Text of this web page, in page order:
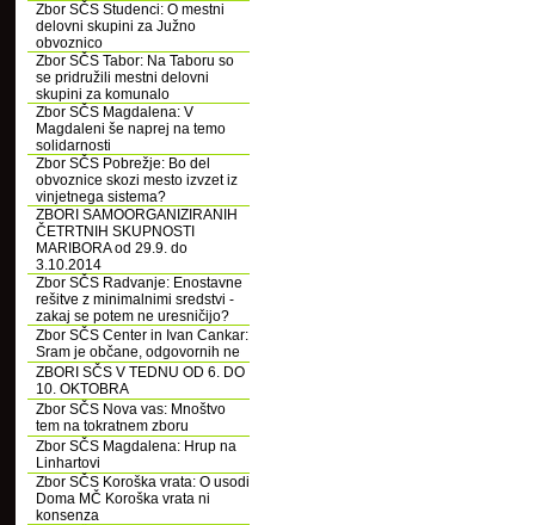
Zbor SČS Studenci: O mestni
delovni skupini za Južno
obvoznico
Zbor SČS Tabor: Na Taboru so
se pridružili mestni delovni
skupini za komunalo
Zbor SČS Magdalena: V
Magdaleni še naprej na temo
solidarnosti
Zbor SČS Pobrežje: Bo del
obvoznice skozi mesto izvzet iz
vinjetnega sistema?
ZBORI SAMOORGANIZIRANIH
ČETRTNIH SKUPNOSTI
MARIBORA od 29.9. do
3.10.2014
Zbor SČS Radvanje: Enostavne
rešitve z minimalnimi sredstvi -
zakaj se potem ne uresničijo?
Zbor SČS Center in Ivan Cankar:
Sram je občane, odgovornih ne
ZBORI SČS V TEDNU OD 6. DO
10. OKTOBRA
Zbor SČS Nova vas: Mnoštvo
tem na tokratnem zboru
Zbor SČS Magdalena: Hrup na
Linhartovi
Zbor SČS Koroška vrata: O usodi
Doma MČ Koroška vrata ni
konsenza